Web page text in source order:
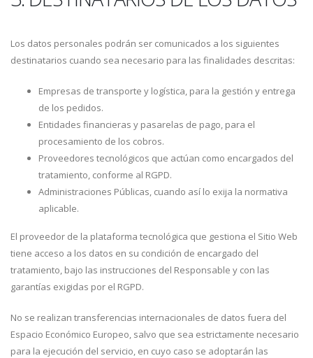
Los datos personales podrán ser comunicados a los siguientes
destinatarios cuando sea necesario para las finalidades descritas:
Empresas de transporte y logística, para la gestión y entrega
de los pedidos.
Entidades financieras y pasarelas de pago, para el
procesamiento de los cobros.
Proveedores tecnológicos que actúan como encargados del
tratamiento, conforme al RGPD.
Administraciones Públicas, cuando así lo exija la normativa
aplicable.
El proveedor de la plataforma tecnológica que gestiona el Sitio Web
tiene acceso a los datos en su condición de encargado del
tratamiento, bajo las instrucciones del Responsable y con las
garantías exigidas por el RGPD.
No se realizan transferencias internacionales de datos fuera del
Espacio Económico Europeo, salvo que sea estrictamente necesario
para la ejecución del servicio, en cuyo caso se adoptarán las